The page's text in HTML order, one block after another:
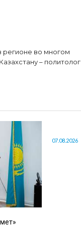
во многом
– политолог
07.08.2026